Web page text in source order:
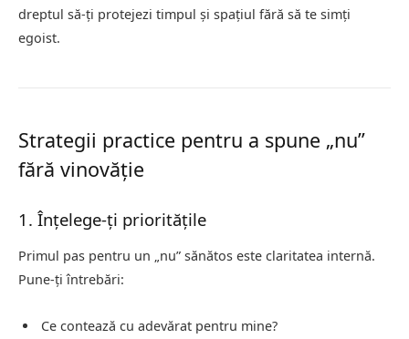
dreptul să-ți protejezi timpul și spațiul fără să te simți
egoist.
Strategii practice pentru a spune „nu”
fără vinovăție
1. Înțelege-ți prioritățile
Primul pas pentru un „nu” sănătos este claritatea internă.
Pune-ți întrebări:
Ce contează cu adevărat pentru mine?